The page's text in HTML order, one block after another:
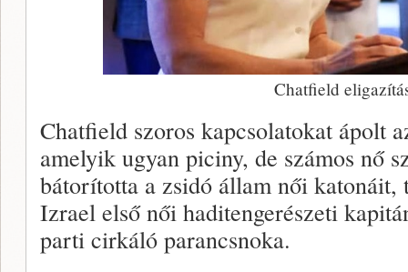
Chatfield
Chatfield szoros kapcsolatokat ápolt
amelyik ugyan piciny, de számos nő
bátorította a zsidó állam női katonáit,
Izrael első női haditengerészeti
parti cirkáló parancsnoka.